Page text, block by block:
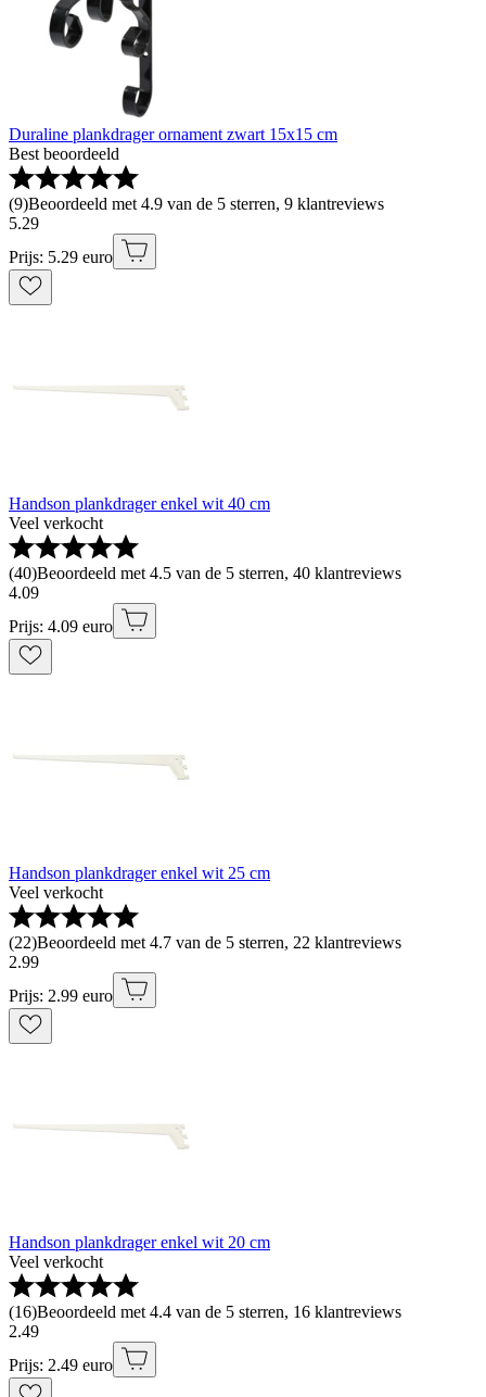
Duraline plankdrager ornament zwart 15x15 cm
Best beoordeeld
(9)Beoordeeld met 4.9 van de 5 sterren, 9 klantreviews
5.29
Prijs: 5.29 euro
Handson plankdrager enkel wit 40 cm
Veel verkocht
(40)Beoordeeld met 4.5 van de 5 sterren, 40 klantreviews
4.09
Prijs: 4.09 euro
Handson plankdrager enkel wit 25 cm
Veel verkocht
(22)Beoordeeld met 4.7 van de 5 sterren, 22 klantreviews
2.99
Prijs: 2.99 euro
Handson plankdrager enkel wit 20 cm
Veel verkocht
(16)Beoordeeld met 4.4 van de 5 sterren, 16 klantreviews
2.49
Prijs: 2.49 euro